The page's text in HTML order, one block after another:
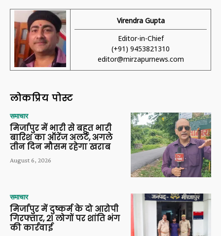
Virendra Gupta
Editor-in-Chief
(+91) 9453821310
editor@mirzapurnews.com
लोकप्रिय पोस्ट
समाचार
मिर्जापुर में भारी से बहुत भारी
बारिश का ऑरेंज अलर्ट, अगले
तीन दिन मौसम रहेगा खराब
August 6, 2026
समाचार
मिर्जापुर में दुष्कर्म के दो आरोपी
गिरफ्तार, 21 लोगों पर शांति भंग
की कार्रवाई